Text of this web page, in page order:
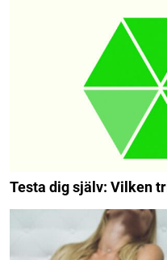
Testa dig själv: Vilken